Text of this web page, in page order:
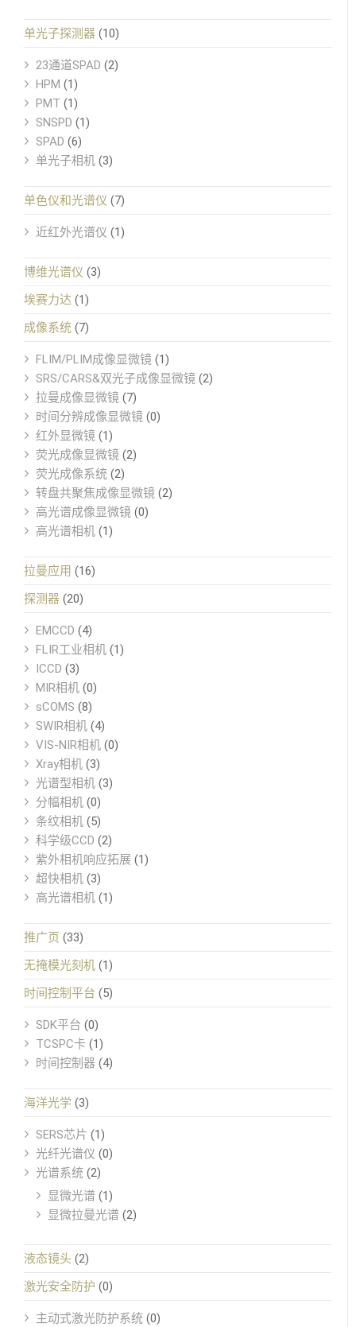
单光子探测器 (10)
23通道SPAD (2)
HPM (1)
PMT (1)
SNSPD (1)
SPAD (6)
单光子相机 (3)
单色仪和光谱仪 (7)
近红外光谱仪 (1)
博维光谱仪 (3)
埃赛力达 (1)
成像系统 (7)
FLIM/PLIM成像显微镜 (1)
SRS/CARS&双光子成像显微镜 (2)
拉曼成像显微镜 (7)
时间分辨成像显微镜 (0)
红外显微镜 (1)
荧光成像显微镜 (2)
荧光成像系统 (2)
转盘共聚焦成像显微镜 (2)
高光谱成像显微镜 (0)
高光谱相机 (1)
拉曼应用 (16)
探测器 (20)
EMCCD (4)
FLIR工业相机 (1)
ICCD (3)
MIR相机 (0)
sCOMS (8)
SWIR相机 (4)
VIS-NIR相机 (0)
Xray相机 (3)
光谱型相机 (3)
分幅相机 (0)
条纹相机 (5)
科学级CCD (2)
紫外相机响应拓展 (1)
超快相机 (3)
高光谱相机 (1)
推广页 (33)
无掩模光刻机 (1)
时间控制平台 (5)
SDK平台 (0)
TCSPC卡 (1)
时间控制器 (4)
海洋光学 (3)
SERS芯片 (1)
光纤光谱仪 (0)
光谱系统 (2)
显微光谱 (1)
显微拉曼光谱 (2)
液态镜头 (2)
激光安全防护 (0)
主动式激光防护系统 (0)